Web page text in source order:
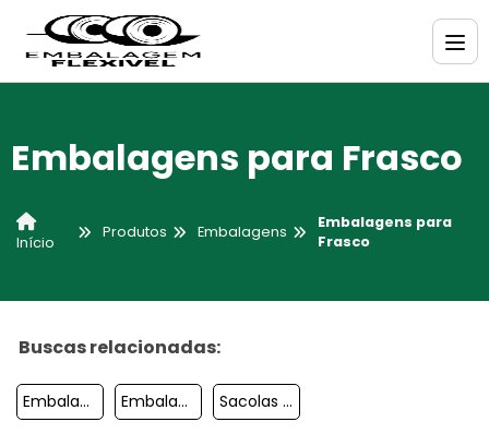
Embalagens para Frasco
Início
Produtos Embalagens
Embalagens para
Frasco
Buscas relacionadas:
Embalagens Especiais Embalagens Plasticas Para Suco Sacolas Embalagens